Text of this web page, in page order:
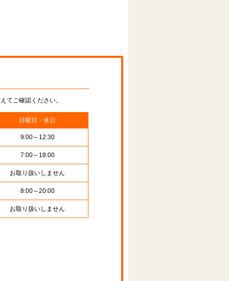
てご確認ください。
日曜日・休日
9:00～12:30
7:00～18:00
お取り扱いしません
8:00～20:00
お取り扱いしません